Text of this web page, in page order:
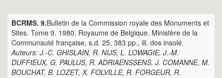
BCRMS. 9.Bulletin de la Commission royale des Monuments et
Sites. Tome 9. 1980. Royaume de Belgique. Ministère de la
Communauté française, s.d. 25, 383 pp., ill. dos insolé.
Auteurs: J.-C. GHISLAIN, R. NIJS, L. LOWAGIE, J.-M.
DUFFIEUX, G. PAULUS, R. ADRIAENSSENS, J. COMANNE, M.
BOUCHAT, B. LOZET, X. FOLVILLE, R. FORGEUR, R.